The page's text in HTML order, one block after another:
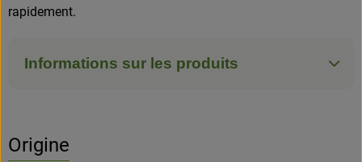
rapidement.
Informations sur les produits
Origine